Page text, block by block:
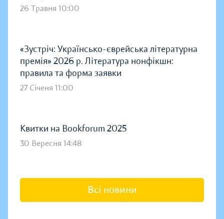
26 Травня 10:00
«Зустріч: Українсько-єврейська літературна
премія» 2026 р. Література нонфікшн:
правила та форма заявки
27 Січеня 11:00
Квитки на Bookforum 2025
30 Вересня 14:48
Всі новини